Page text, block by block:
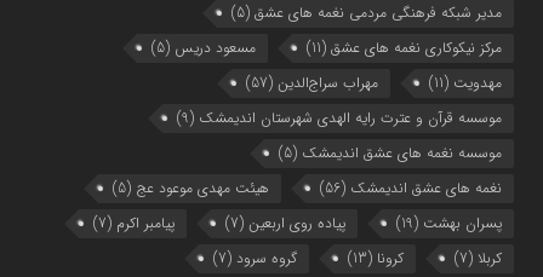
مدیر شبکه فرهنگی مردمی نغمه های عشق (5)
مرکز نیکوکاری نغمه های عشق (11) مسعود دریس (5)
مهدویت (11) مهراب سراج‌الدین (57)
موسسه قرآن و عترت رایه الهدی شهرستان اندیمشک (9)
موسسه نغمه های عشق اندیمشک (5)
نغمه های عشق اندیمشک (56) هیئت مهدی موعود عج (5)
پسران بهشت (19) پیاده روی اربعین (7) پیامبر اکرم (7)
کربلا (7) کرونا (13) گروه سرود (7)